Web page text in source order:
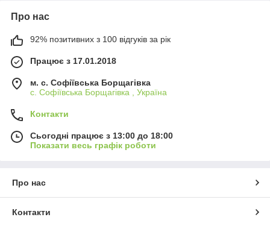
Про нас
92% позитивних з 100 відгуків за рік
Працює з 17.01.2018
м. c. Софіївська Борщагівка
c. Софіївська Борщагівка , Україна
Контакти
Сьогодні працює з 13:00 до 18:00
Показати весь графік роботи
Про нас
Контакти